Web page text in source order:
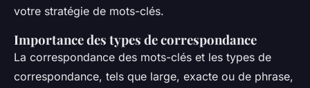
votre stratégie de mots-clés.
Importance des types de correspondance
La correspondance des mots-clés et les types de
correspondance, tels que large, exacte ou de phrase,